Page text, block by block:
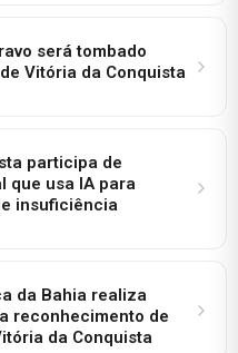
será tombado
Vitória da Conquista
participa de
que usa IA para
insuficiência
da Bahia realiza
reconhecimento de
da Conquista